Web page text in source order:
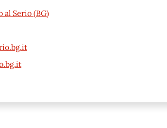
al Serio (BG)